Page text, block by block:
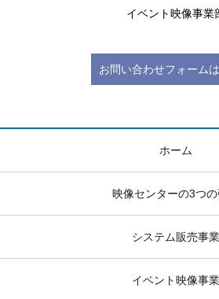
イベント映像事業
お問い合わせフォーム
ホーム
映像センターの3つ
システム販売事業
イベント映像事業